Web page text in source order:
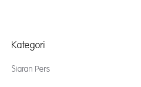
Kategori
Siaran Pers